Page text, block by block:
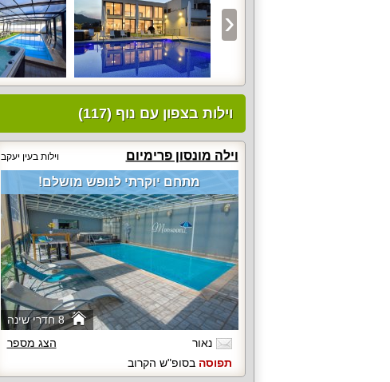
וילות בצפון עם נוף (117)
וילה מונסון פרימיום וילות בעין יעקב
8 חדרי שינה
מתחם יוקרתי לנופש מושלם!
נאור
הצג מספר
תפוסה בסופ"ש הקרוב